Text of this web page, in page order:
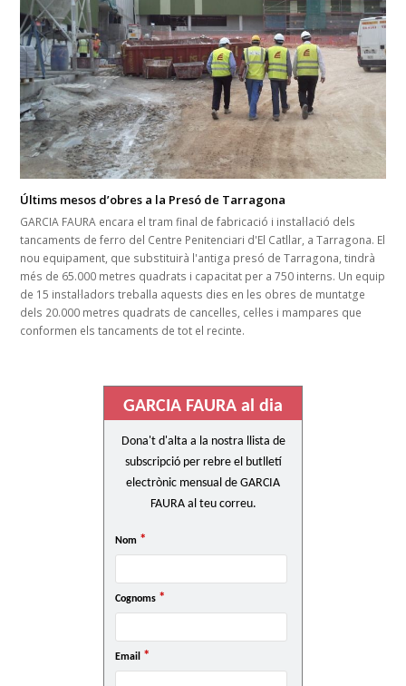
Últims mesos d’obres a la Presó de Tarragona
GARCIA FAURA encara el tram final de fabricació i instal·lació dels
tancaments de ferro del Centre Penitenciari d'El Catllar, a Tarragona. El
nou equipament, que substituirà l'antiga presó de Tarragona, tindrà
més de 65.000 metres quadrats i capacitat per a 750 interns. Un equip
de 15 instal·ladors treballa aquests dies en les obres de muntatge
dels 20.000 metres quadrats de cancelles, cel·les i mampares que
conformen els tancaments de tot el recinte.
GARCIA FAURA al dia
Dona't d'alta a la nostra llista de
subscripció per rebre el butlletí
electrònic mensual de GARCIA
FAURA al teu correu.
Nom *
Cognoms *
Email *